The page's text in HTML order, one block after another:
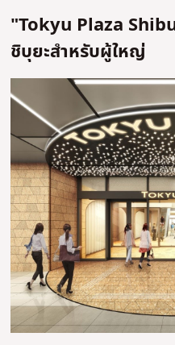
"Tokyu Plaza
ชิบุยะสำหรับผู้ใหญ่